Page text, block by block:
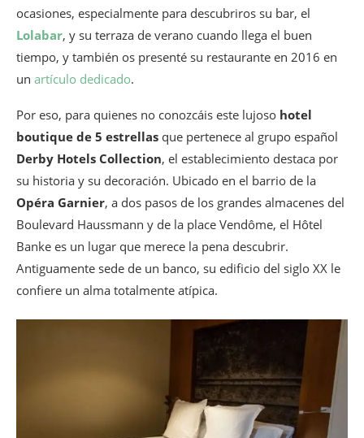
ocasiones, especialmente para descubriros su bar, el
Lolabar, y su terraza de verano cuando llega el buen
tiempo, y también os presenté su restaurante en 2016 en
un artículo dedicado.
Por eso, para quienes no conozcáis este lujoso hotel
boutique de 5 estrellas que pertenece al grupo español
Derby Hotels Collection, el establecimiento destaca por
su historia y su decoración. Ubicado en el barrio de la
Opéra Garnier, a dos pasos de los grandes almacenes del
Boulevard Haussmann y de la place Vendôme, el Hôtel
Banke es un lugar que merece la pena descubrir.
Antiguamente sede de un banco, su edificio del siglo XX le
confiere un alma totalmente atípica.